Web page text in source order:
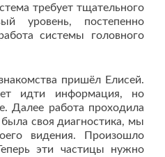
требует тщательного
уровень, постепенно
системы головного
пришёл Елисей.
идти информация, но
Далее работа проходила
своя диагностика, мы
видения. Произошло
эти частицы нужно